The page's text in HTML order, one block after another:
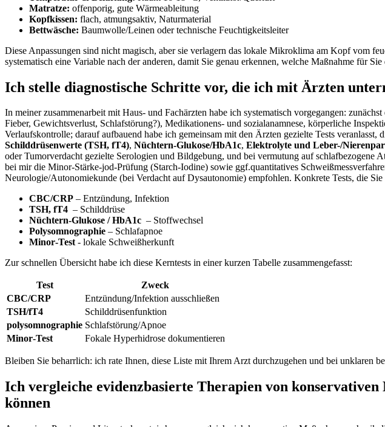
Matratze: offenporig, gute Wärmeableitung
Kopfkissen: flach, atmungsaktiv, Naturmaterial
Bettwäsche: Baumwolle/Leinen oder technische Feuchtigkeitsleiter
Diese Anpassungen sind nicht ‍magisch, aber⁤ sie verlagern das lokale Mikroklima am Kopf vom
‌systematisch‌ eine Variable nach​ der anderen, damit ⁣Sie genau erkennen, welche Maßnahme für
Ich stelle diagnostische Schritte ​vor, die ich mit Ärzten
In meiner zusammenarbeit mit Haus- und Fachärzten habe ich systematisch vorgegangen:
Fieber, Gewichtsverlust, Schlafstörung?), Medikationens-⁢ und sozialanamnese, körperliche
Verlaufskontrolle; darauf aufbauend⁣ habe ich ⁤gemeinsam mit den Ärzten gezielte ⁤Tests veranlasst,
Schilddrüsenwerte (TSH, fT4), Nüchtern-Glukose/HbA1c, Elektrolyte⁢ und Leber-/
⁢oder Tumorverdacht gezielte Serologien⁣ und Bildgebung, und bei‍ vermutung ⁤auf
bei mir die ⁤Minor‑Stärke‑jod‑Prüfung (Starch‑Iodine) sowie ggf.quantitatives
Neurologie/Autonomiekunde (bei Verdacht auf Dysautonomie) empfohlen. ⁢Konkrete‍ Tests, die Sie
CBC/CRP – Entzündung, Infektion
TSH, ⁢fT4 ‍ – Schilddrüse
Nüchtern‑Glukose / HbA1c ‌ – ‍Stoffwechsel
Polysomnographie – Schlafapnoe
Minor‑Test-​ lokale Schweißherkunft
​Zur ‌schnellen Übersicht habe ich diese Kerntests in einer kurzen Tabelle zusammengefasst:
Test
Zweck
CBC/CRP
Entzündung/Infektion ausschließen
TSH/fT4
Schilddrüsenfunktion
polysomnographie Schlafstörung/Apnoe
Minor‑Test
Fokale Hyperhidrose dokumentieren
Bleiben Sie beharrlich: ich rate Ihnen, diese‍ Liste mit Ihrem Arzt durchzugehen und bei unklaren
Ich vergleiche evidenzbasierte Therapien von
können